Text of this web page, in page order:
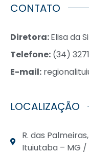
CONTATO
Diretora:Elisa da
Telefone: (34)
E-mail:
LOCALIZAÇÃO
R. das
Ituiutaba – MG